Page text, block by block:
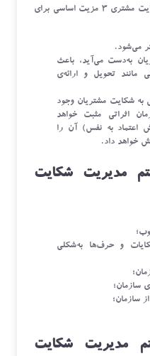
وجود سیستمی مؤثر برای مدیریت شکایت مشتری ۳ مزیت اساسی برای
می‌شود.
به‌دست می‌آید، باعث
تحویل و ارائه‌ی
به شکایت مشتریان وجود
اثراتی مثبت خواهد
اعتماد به نفس) آن را
خواهد داد.
مدیریت شکایت
و حرف‌ها به‌شکلی
سازمان؛
سازمان؛
مدیریت شکایت